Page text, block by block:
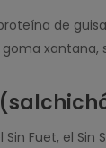
de
Fuet, el